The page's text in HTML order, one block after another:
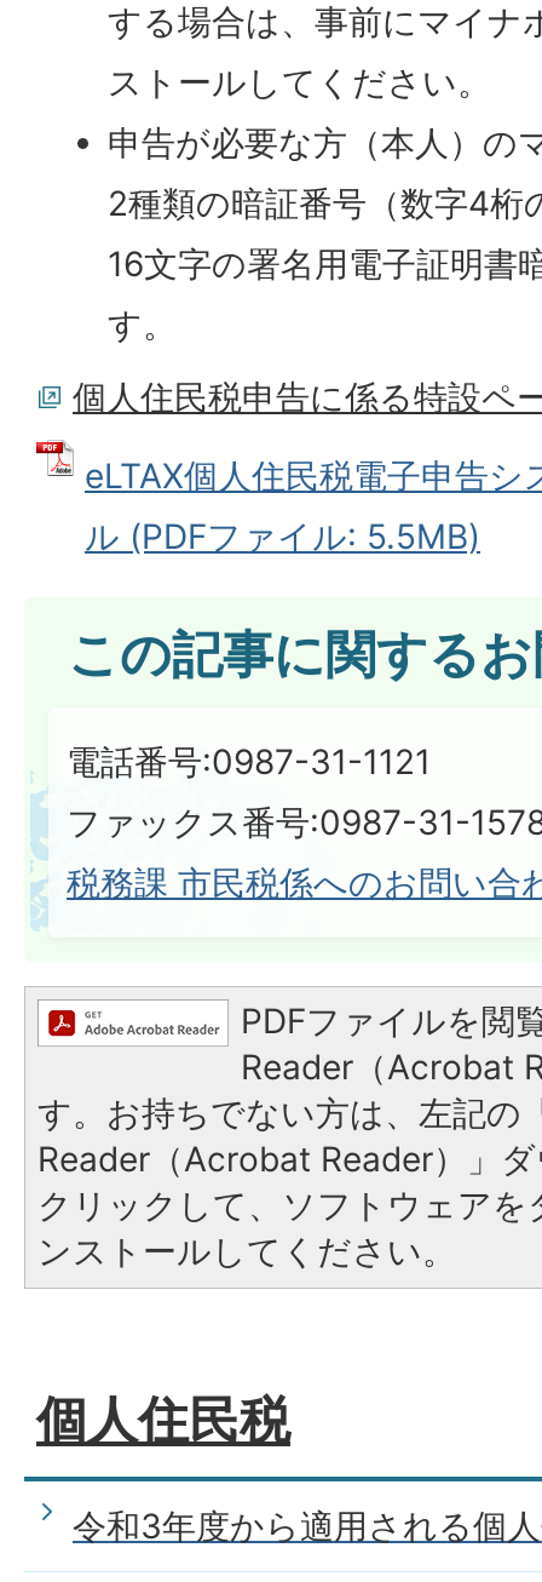
する場合は、事前にマイナ
ストールしてください。
申告が必要な方（本人）の
2種類の暗証番号（数字4桁
16文字の署名用電子証明書
す。
個人住民税申告に係る特設ペ
eLTAX個人住民税電子申告
ル (PDFファイル: 5.5MB)
この記事に関する
電話番号:0987-31-1121
ファックス番号:0987-31-
税務課 市民税係へのお問い合
PDFファイルを閲
Reader（Acrobat
す。お持ちでない方は、左記の
Reader（Acrobat Reader）」
クリックして、ソフトウェア
ンストールしてください。
個人住民税
令和3年度から適用される個